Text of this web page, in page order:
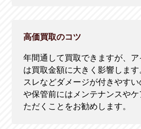
高価買取のコツ
年間通して買取できますが、
は買取金額に大きく影響しま
スレなどダメージが付きやす
や保管前にはメンテナンスや
ただくことをお勧めします。